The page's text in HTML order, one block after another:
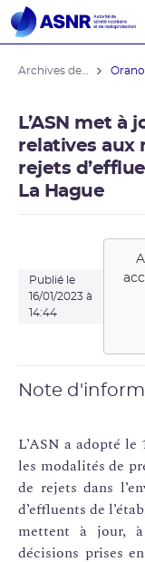
L’ASN met
relatives aux
rejets
La Hague
Publié le
16/01/2023 à
14:44
Note
L’ASN a adopté
les modalités de
de rejets dans
d’effluents de
mettent à jour,
décisions prises